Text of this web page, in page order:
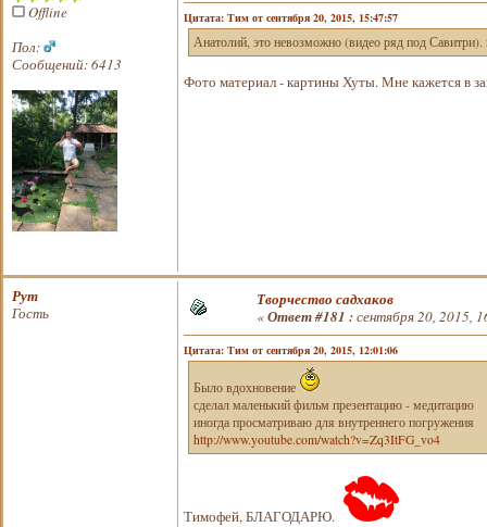
Offline
Пол:
Сообщений: 6413
Цитата: Тим от сентября 20, 2015, 15:47:57
Анатолий, это невозможно (видео ряд под
Фото материал - картины Хуты. Мне кажется в
Рут
Гость
Творчество садхаков
«Ответ #181 :сентября 20, 2015,
Цитата: Тим от сентября 20, 2015, 12:01:06
Было вдохновение
сделал маленький фильм презентацию - медитацию
иногда просматриваю для внутреннего погружения
http://www.youtube.com/watch?v=Zq3ItFG_vo4
Тимофей, БЛАГОДАРЮ.